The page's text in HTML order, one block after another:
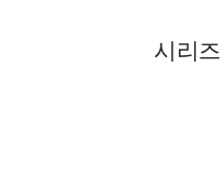
시리즈